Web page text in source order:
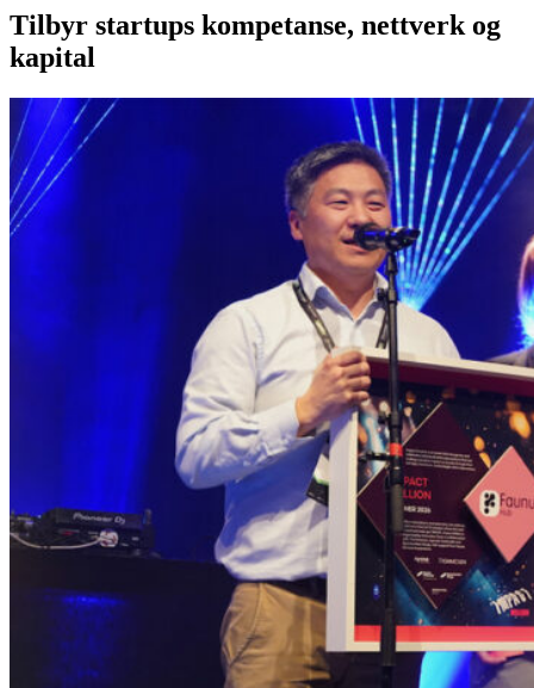
Tilbyr startups kompetanse, nettverk og
kapital